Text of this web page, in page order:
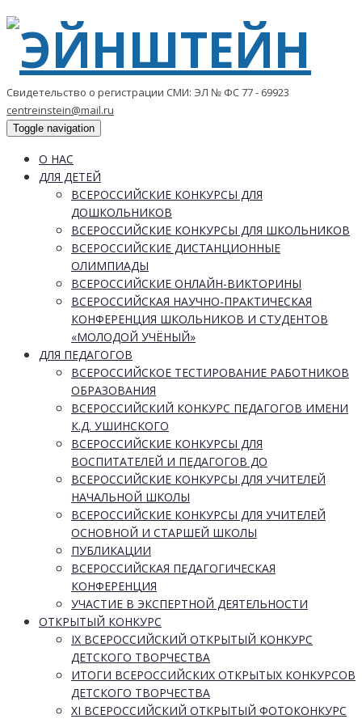
Свидетельство о регистрации СМИ: ЭЛ № ФС 77 - 69923
centreinstein@mail.ru
Toggle navigation
О НАС
ДЛЯ ДЕТЕЙ
ВСЕРОССИЙСКИЕ КОНКУРСЫ ДЛЯ
ДОШКОЛЬНИКОВ
ВСЕРОССИЙСКИЕ КОНКУРСЫ ДЛЯ ШКОЛЬНИКОВ
ВСЕРОССИЙСКИЕ ДИСТАНЦИОННЫЕ
ОЛИМПИАДЫ
ВСЕРОССИЙСКИЕ ОНЛАЙН-ВИКТОРИНЫ
ВСЕРОССИЙСКАЯ НАУЧНО-ПРАКТИЧЕСКАЯ
КОНФЕРЕНЦИЯ ШКОЛЬНИКОВ И СТУДЕНТОВ
«МОЛОДОЙ УЧЁНЫЙ»
ДЛЯ ПЕДАГОГОВ
ВСЕРОССИЙСКОЕ ТЕСТИРОВАНИЕ РАБОТНИКОВ
ОБРАЗОВАНИЯ
ВСЕРОССИЙСКИЙ КОНКУРС ПЕДАГОГОВ ИМЕНИ
К.Д. УШИНСКОГО
ВСЕРОССИЙСКИЕ КОНКУРСЫ ДЛЯ
ВОСПИТАТЕЛЕЙ И ПЕДАГОГОВ ДО
ВСЕРОССИЙСКИЕ КОНКУРСЫ ДЛЯ УЧИТЕЛЕЙ
НАЧАЛЬНОЙ ШКОЛЫ
ВСЕРОССИЙСКИЕ КОНКУРСЫ ДЛЯ УЧИТЕЛЕЙ
ОСНОВНОЙ И СТАРШЕЙ ШКОЛЫ
ПУБЛИКАЦИИ
ВСЕРОССИЙСКАЯ ПЕДАГОГИЧЕСКАЯ
КОНФЕРЕНЦИЯ
УЧАСТИЕ В ЭКСПЕРТНОЙ ДЕЯТЕЛЬНОСТИ
ОТКРЫТЫЙ КОНКУРС
IX ВСЕРОССИЙСКИЙ ОТКРЫТЫЙ КОНКУРС
ДЕТСКОГО ТВОРЧЕСТВА
ИТОГИ ВСЕРОССИЙСКИХ ОТКРЫТЫХ КОНКУРСОВ
ДЕТСКОГО ТВОРЧЕСТВА
XI ВСЕРОССИЙСКИЙ ОТКРЫТЫЙ ФОТОКОНКУРС